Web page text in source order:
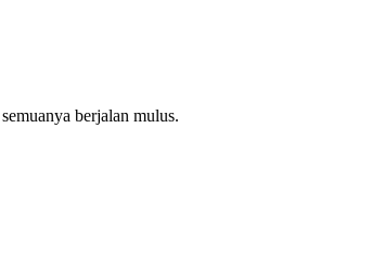
berjalan mulus.